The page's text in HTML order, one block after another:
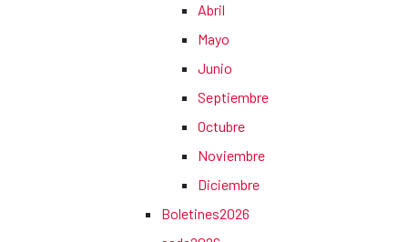
Abril
Mayo
Junio
Septiembre
Octubre
Noviembre
Diciembre
Boletines2026